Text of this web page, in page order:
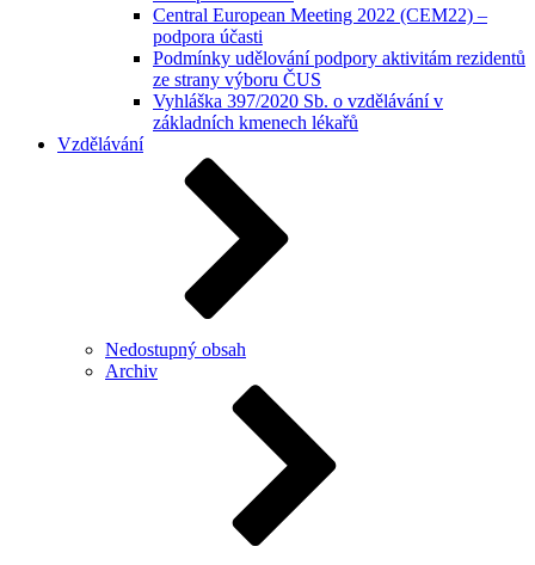
Central European Meeting 2022 (CEM22) –
podpora účasti
Podmínky udělování podpory aktivitám rezidentů
ze strany výboru ČUS
Vyhláška 397/2020 Sb. o vzdělávání v
základních kmenech lékařů
Vzdělávání
Nedostupný obsah
Archiv